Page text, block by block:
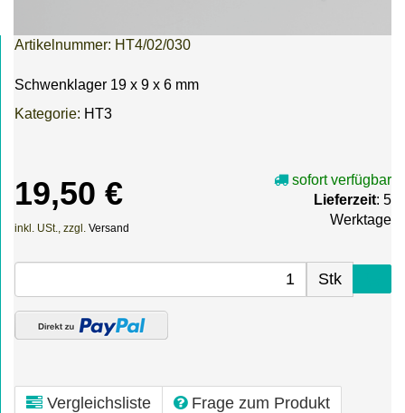
Artikelnummer: HT4/02/030
Schwenklager 19 x 9 x 6 mm
Kategorie: HT3
19,50 €
inkl. USt., zzgl. Versand
sofort verfügbar
Lieferzeit: 5
Werktage
Stk
Vergleichsliste Frage zum Produkt